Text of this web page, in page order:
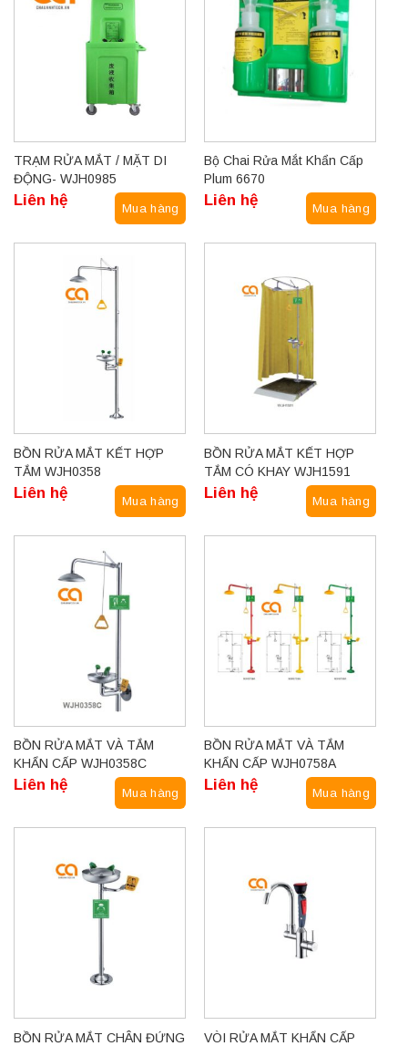
TRẠM RỬA MẮT / MẶT DI
ĐỘNG- WJH0985
Liên hệ Mua hàng
Bộ Chai Rửa Mắt Khẩn Cấp
Plum 6670
Liên hệ Mua hàng
BỒN RỬA MẮT KẾT HỢP
TẮM WJH0358
Liên hệ Mua hàng
BỒN RỬA MẮT KẾT HỢP
TẮM CÓ KHAY WJH1591
Liên hệ Mua hàng
BỒN RỬA MẮT VÀ TẮM
KHẨN CẤP WJH0358C
Liên hệ Mua hàng
BỒN RỬA MẮT VÀ TẮM
KHẨN CẤP WJH0758A
Liên hệ Mua hàng
BỒN RỬA MẮT CHÂN ĐỨNG
VÒI RỬA MẮT KHẨN CẤP